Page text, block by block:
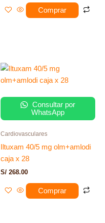
Comprar
Consultar por
WhatsApp
Cardiovasculares
Iltuxam 40/5 mg olm+amlodi
caja x 28
S/ 268.00
Comprar